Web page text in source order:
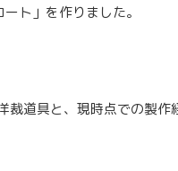
ト」を作りました。
道具と、現時点での製作